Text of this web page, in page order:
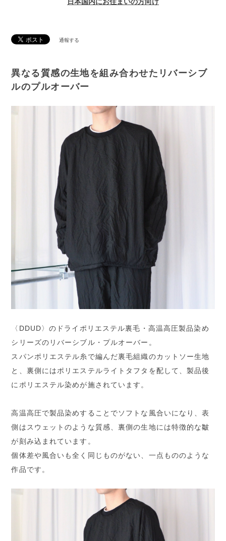
日本国内にお住まいの方向け
通報する
異なる質感の生地を組み合わせたリバーシブ
ルのプルオーバー
〈DDUD〉のドライポリエステル裏毛・高温高圧製品染め
シリーズのリバーシブル・プルオーバー。
スパンポリエステル糸で編んだ裏毛組織のカットソー生地
と、裏側にはポリエステルライトタフタを配して、製品後
にポリエステル染めが施されています。
高温高圧で製品染めすることでソフトな風合いになり、表
側はスウェットのような質感、裏側の生地には特徴的な皺
が刻み込まれています。
個体差や風合いも全く同じものがない、一点もののような
作品です。